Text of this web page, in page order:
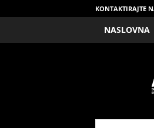
KONTAKTIRAJTE
NASLOVNA